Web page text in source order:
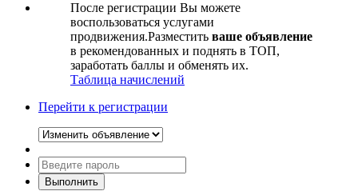
После регистрации Вы можете
воспользоваться услугами
продвижения.Разместить ваше объявление
в рекомендованных и поднять в ТОП,
заработать баллы и обменять их.
Таблица начислений
Перейти к регистрации